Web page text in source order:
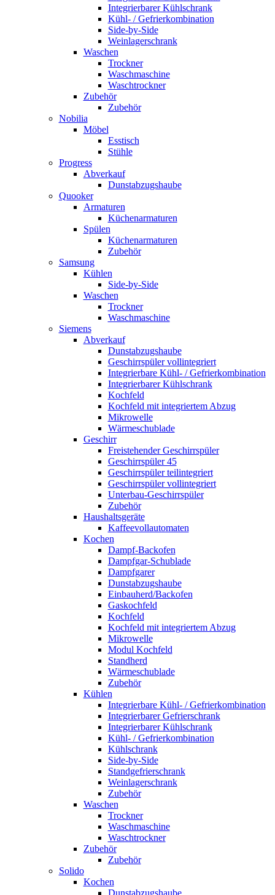
Integrierbarer Kühlschrank
Kühl- / Gefrierkombination
Side-by-Side
Weinlagerschrank
Waschen
Trockner
Waschmaschine
Waschtrockner
Zubehör
Zubehör
Nobilia
Möbel
Esstisch
Stühle
Progress
Abverkauf
Dunstabzugshaube
Quooker
Armaturen
Küchenarmaturen
Spülen
Küchenarmaturen
Zubehör
Samsung
Kühlen
Side-by-Side
Waschen
Trockner
Waschmaschine
Siemens
Abverkauf
Dunstabzugshaube
Geschirrspüler vollintegriert
Integrierbare Kühl- / Gefrierkombination
Integrierbarer Kühlschrank
Kochfeld
Kochfeld mit integriertem Abzug
Mikrowelle
Wärmeschublade
Geschirr
Freistehender Geschirrspüler
Geschirrspüler 45
Geschirrspüler teilintegriert
Geschirrspüler vollintegriert
Unterbau-Geschirrspüler
Zubehör
Haushaltsgeräte
Kaffeevollautomaten
Kochen
Dampf-Backofen
Dampfgar-Schublade
Dampfgarer
Dunstabzugshaube
Einbauherd/Backofen
Gaskochfeld
Kochfeld
Kochfeld mit integriertem Abzug
Mikrowelle
Modul Kochfeld
Standherd
Wärmeschublade
Zubehör
Kühlen
Integrierbare Kühl- / Gefrierkombination
Integrierbarer Gefrierschrank
Integrierbarer Kühlschrank
Kühl- / Gefrierkombination
Kühlschrank
Side-by-Side
Standgefrierschrank
Weinlagerschrank
Zubehör
Waschen
Trockner
Waschmaschine
Waschtrockner
Zubehör
Zubehör
Solido
Kochen
Dunstabzugshaube